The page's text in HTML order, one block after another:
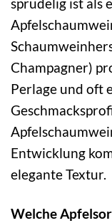
sprudelig ist als
Champagner)
Perlage und oft
Entwicklung
elegante Textur.
Welche